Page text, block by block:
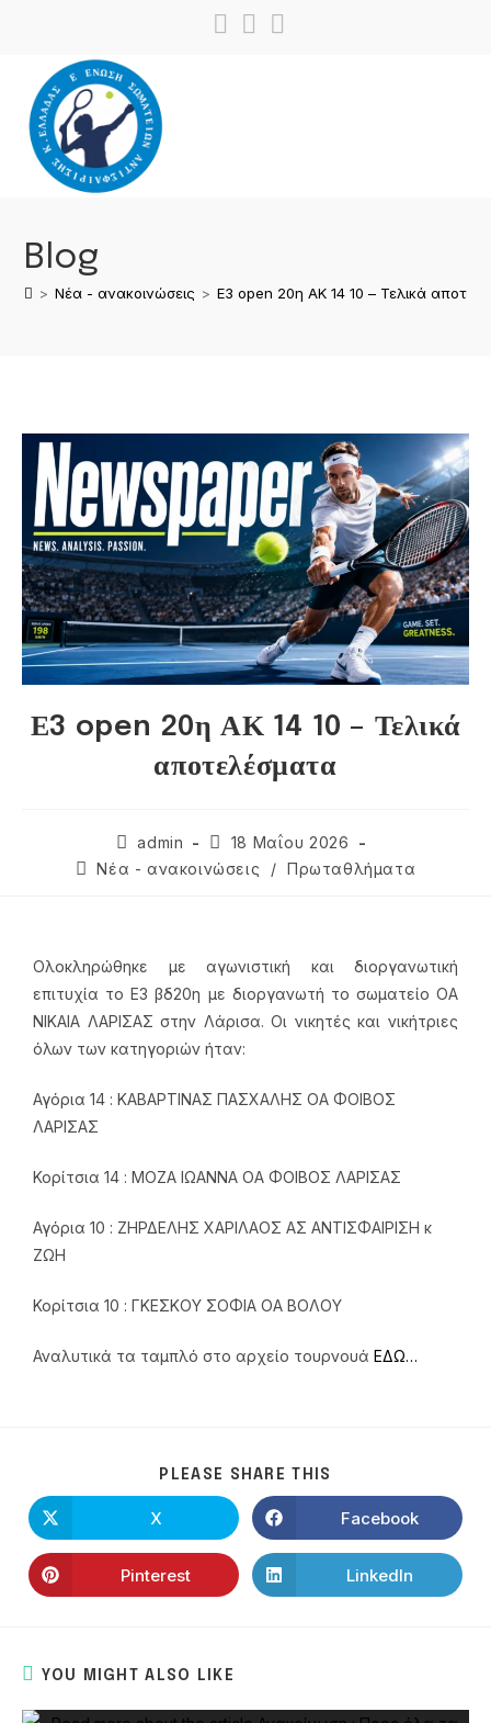
Blog
> Νέα - ανακοινώσεις > Ε3 open 20η ΑΚ 14 10 – Τελικά
Ε3 open 20η ΑΚ 14 10 – Τελικά
αποτελέσματα
admin
18 Μαΐου 2026
Νέα - ανακοινώσεις
/ Πρωταθλήματα
Ολοκληρώθηκε με αγωνιστική και διοργανωτική
επιτυχία το Ε3 βδ20η με διοργανωτή το σωματείο ΟΑ
ΝΙΚΑΙΑ ΛΑΡΙΣΑΣ στην Λάρισα. Οι νικητές και νικήτριες
όλων των κατηγοριών ήταν:
Αγόρια 14 : ΚΑΒΑΡΤΙΝΑΣ ΠΑΣΧΑΛΗΣ ΟΑ ΦΟΙΒΟΣ
ΛΑΡΙΣΑΣ
Κορίτσια 14 : ΜΟΖΑ ΙΩΑΝΝΑ ΟΑ ΦΟΙΒΟΣ ΛΑΡΙΣΑΣ
Αγόρια 10 : ΖΗΡΔΕΛΗΣ ΧΑΡΙΛΑΟΣ ΑΣ ΑΝΤΙΣΦΑΙΡΙΣΗ κ
ΖΩΗ
Κορίτσια 10 : ΓΚΕΣΚΟΥ ΣΟΦΙΑ ΟΑ ΒΟΛΟΥ
Αναλυτικά τα ταμπλό στο αρχείο τουρνουά ΕΔΩ…
PLEASE SHARE THIS
X Facebook
Pinterest LinkedIn
YOU MIGHT ALSO LIKE